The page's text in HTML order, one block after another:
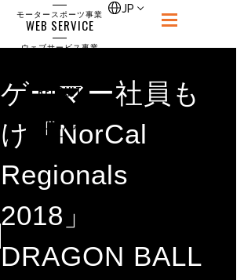
モータースポーツ事業
WEB SERVICE
ウェブサービス事業
RECRUIT
CONTACT
お問合せ
JP
ゲーマー社員も
け「NorCal
Regionals
2018」
DRAGON BALL